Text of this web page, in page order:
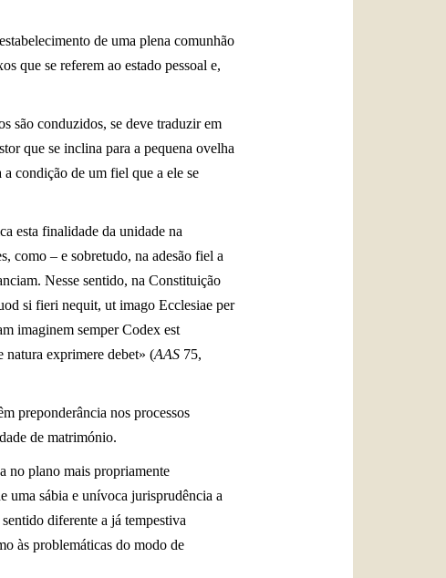
de uma plena comunhão
que se referem ao estado pessoal e,
são conduzidos, se deve traduzir em
que se inclina para a pequena ovelha
condição de um fiel que a ele se
esta finalidade da unidade na
como – e sobretudo, na adesão fiel a
Nesse sentido, na Constituição
si fieri nequit, ut imago Ecclesiae per
imaginem semper Codex est
natura exprimere debet» (AAS 75,
preponderância nos processos
de matrimónio.
no plano mais propriamente
uma sábia e unívoca jurisprudência a
diferente a já tempestiva
às problemáticas do modo de